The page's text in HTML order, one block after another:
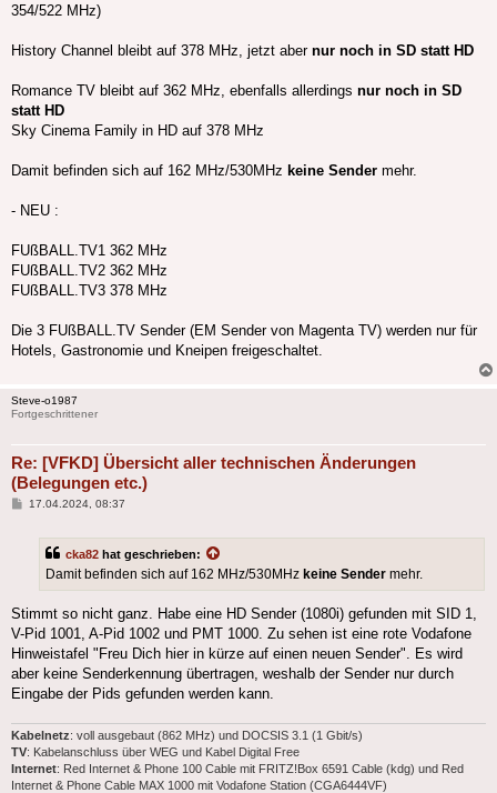
354/522 MHz)
History Channel bleibt auf 378 MHz, jetzt aber nur noch in SD statt HD
Romance TV bleibt auf 362 MHz, ebenfalls allerdings nur noch in SD
statt HD
Sky Cinema Family in HD auf 378 MHz
Damit befinden sich auf 162 MHz/530MHz keine Sender mehr.
- NEU :
FUßBALL.TV1 362 MHz
FUßBALL.TV2 362 MHz
FUßBALL.TV3 378 MHz
Die 3 FUßBALL.TV Sender (EM Sender von Magenta TV) werden nur für
Hotels, Gastronomie und Kneipen freigeschaltet.
Steve-o1987
Fortgeschrittener
Re: [VFKD] Übersicht aller technischen Änderungen
(Belegungen etc.)
Beitrag
17.04.2024, 08:37
cka82 hat geschrieben:
Damit befinden sich auf 162 MHz/530MHz keine Sender mehr.
Stimmt so nicht ganz. Habe eine HD Sender (1080i) gefunden mit SID 1,
V-Pid 1001, A-Pid 1002 und PMT 1000. Zu sehen ist eine rote Vodafone
Hinweistafel "Freu Dich hier in kürze auf einen neuen Sender". Es wird
aber keine Senderkennung übertragen, weshalb der Sender nur durch
Eingabe der Pids gefunden werden kann.
Kabelnetz: voll ausgebaut (862 MHz) und DOCSIS 3.1 (1 Gbit/s)
TV: Kabelanschluss über WEG und Kabel Digital Free
Internet: Red Internet & Phone 100 Cable mit FRITZ!Box 6591 Cable (kdg) und Red
Internet & Phone Cable MAX 1000 mit Vodafone Station (CGA6444VF)